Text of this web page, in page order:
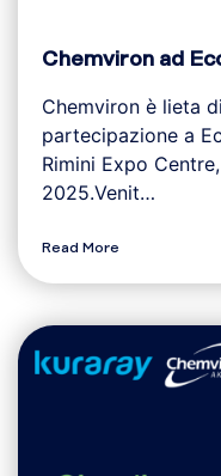
Chemviron ad
Chemviron è lieta
partecipazione a
Rimini Expo
2025.Venit…
Read More